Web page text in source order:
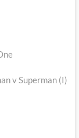
v Superman (I)